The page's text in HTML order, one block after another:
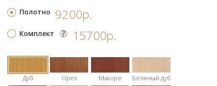
Полотно 9200р.
Комплект 15700р.
Дуб Орех Макоре Беленый дуб